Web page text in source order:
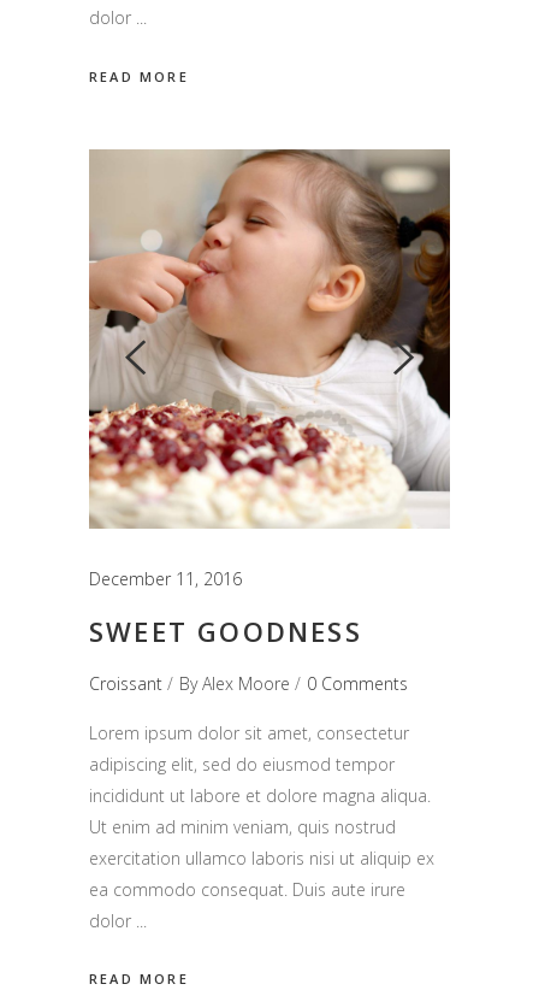
dolor
READ MORE
December 11, 2016
SWEET GOODNESS
Croissant ByAlex Moore 0 Comments
Lorem ipsum dolor sit amet, consectetur
adipiscing elit, sed do eiusmod tempor
incididunt ut labore et dolore magna aliqua.
Ut enim ad minim veniam, quis nostrud
exercitation ullamco laboris nisi ut aliquip ex
ea commodo consequat. Duis aute irure
dolor
READ MORE